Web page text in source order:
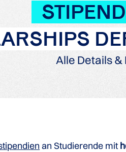
Alle Details &
an Studierende mit